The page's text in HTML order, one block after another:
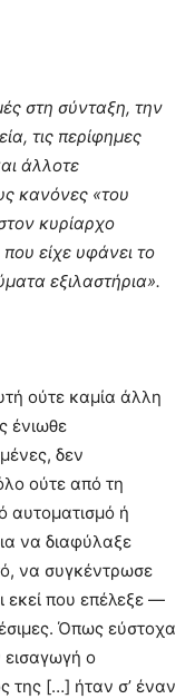
στη σύνταξη, την
τις περίφημες
άλλοτε
κανόνες «του
κυρίαρχο
που είχε υφάνει το
εξιλαστήρια».
ούτε καμία άλλη
ένιωθε
δεν
ούτε από τη
αυτοματισμό ή
να διαφύλαξε
να συγκέντρωσε
εκεί που επέλεξε —
Όπως εύστοχα
εισαγωγή ο
της […] ήταν σ’ έναν